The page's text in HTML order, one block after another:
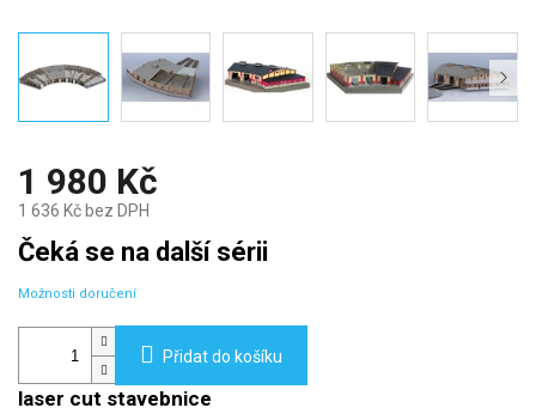
1 980 Kč
1 636 Kč bez DPH
Měrná
cena:
Čeká se na další sérii
Možnosti doručení
Přidat do košíku
laser cut stavebnice